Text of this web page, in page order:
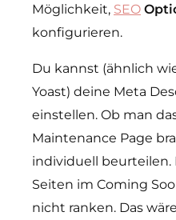
Möglichkeit, SEO
konfigurieren.
Du kannst (ähnlich
Yoast) deine Meta
einstellen. Ob man
Maintenance Page
individuell
Seiten im Coming
nicht ranken. Das